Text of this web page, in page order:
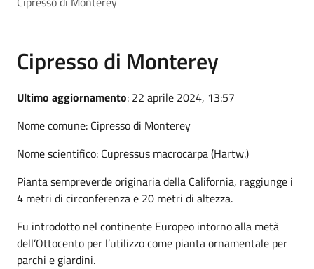
Cipresso di Monterey
Ultimo aggiornamento: 22 aprile 2024, 13:57
Nome comune: Cipresso di Monterey
Nome scientifico: Cupressus macrocarpa (Hartw.)
Pianta sempreverde originaria della California, raggiunge i
4 metri di circonferenza e 20 metri di altezza.
Fu introdotto nel continente Europeo intorno alla metà
dell’Ottocento per l’utilizzo come pianta ornamentale per
parchi e giardini.